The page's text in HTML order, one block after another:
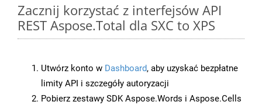
Zacznij korzystać z interfejsów API
REST Aspose.Total dla SXC to XPS
Utwórz konto w Dashboard, aby uzyskać bezpłatne
limity API i szczegóły autoryzacji
Pobierz zestawy SDK Aspose.Words i Aspose.Cells